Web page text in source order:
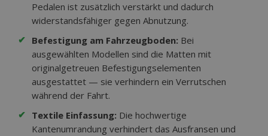
Pedalen ist zusätzlich verstärkt und dadurch
widerstandsfähiger gegen Abnutzung.
✔ Befestigung am Fahrzeugboden: Bei
ausgewählten Modellen sind die Matten mit
originalgetreuen Befestigungselementen
ausgestattet — sie verhindern ein Verrutschen
während der Fahrt.
✔ Textile Einfassung: Die hochwertige
Kantenumrandung verhindert das Ausfransen und